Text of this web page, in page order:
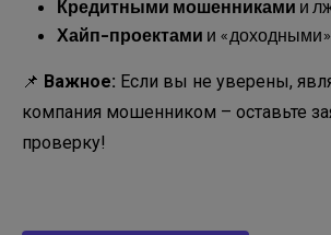
Кредитными мошенниками и
Хайп-проектами и
📌 Важное: Если вы не уверены,
компания мошенником – оставьте
проверку!